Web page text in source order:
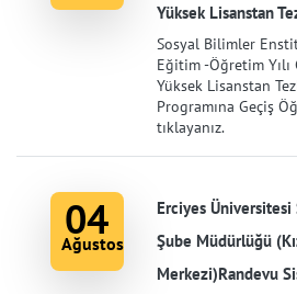
Yüksek Lisanstan
Sosyal Bilimler
Eğitim -Öğretim Yılı
Yüksek Lisanstan
Programına Geçiş
tıklayanız.
04
Ağustos
Erciyes
Şube Müdürlüğü
Merkezi)Randevu